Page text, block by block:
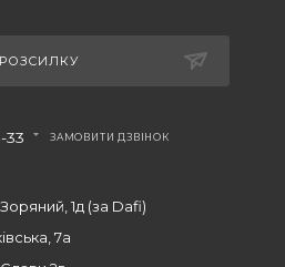
33 ЗАМОВИТИ ДЗВІНОК
1д (за Dafi)
7а